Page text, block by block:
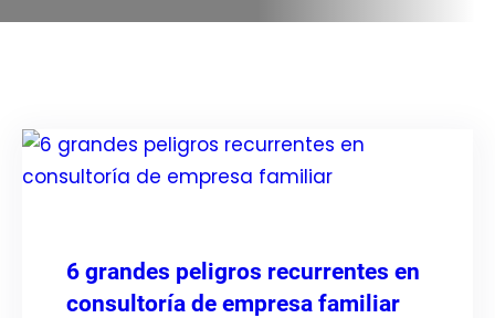
6 grandes peligros recurrentes en
consultoría de empresa familiar